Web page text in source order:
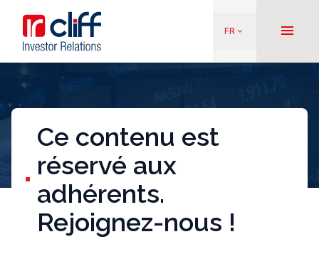
contenu
principal
Aller directement au contenu
FR keyboard_arrow_down menu
Ce contenu est
réservé aux
adhérents.
Rejoignez-nous !